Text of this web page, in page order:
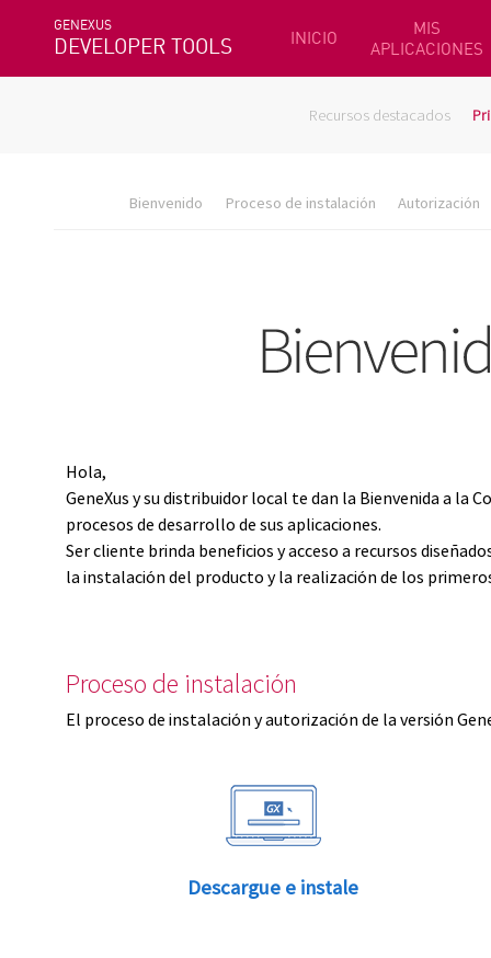
GENEXUS
DEVELOPER TOOLS INICIO
MIS
APLICACIONES
Recursos destacados
Bienvenido Proceso de instalación Autorización
Hola,
GeneXus y su distribuidor local te dan la Bienvenida a la
procesos de desarrollo de sus aplicaciones.
Ser cliente brinda beneficios y acceso a recursos
la instalación del producto y la realización de los
Proceso de instalación
El proceso de instalación y autorización de la versión
Descargue e instale